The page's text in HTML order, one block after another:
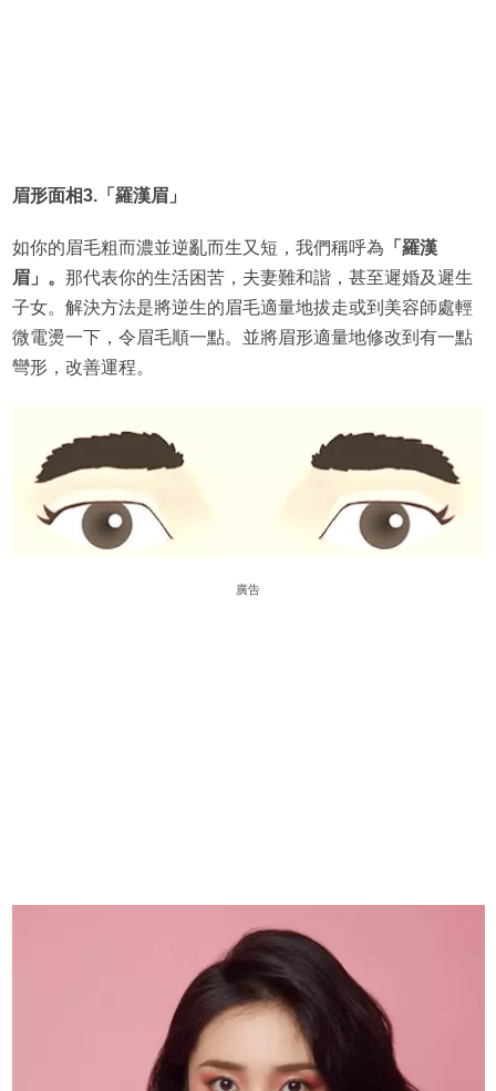
眉形面相3.「羅漢眉」
如你的眉毛粗而濃並逆亂而生又短，我們稱呼為 「羅漢
眉」。 那代表你的生活困苦，夫妻難和諧，甚至遲婚及遲生
子女。解決方法是將逆生的眉毛適量地拔走或到美容師處輕
微電燙一下，令眉毛順一點。並將眉形適量地修改到有一點
彎形，改善運程。
廣告